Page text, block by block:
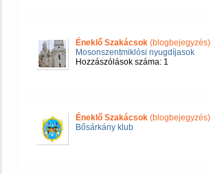
Éneklő Szakácsok (blogbejegyzés)
Mosonszentmiklósi nyugdíjasok
Hozzászólások száma: 1
Éneklő Szakácsok (blogbejegyzés)
Bősárkány klub